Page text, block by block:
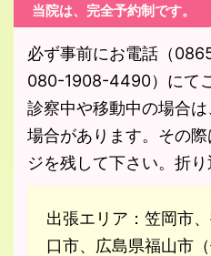
当院は、完全予約制です。
必ず事前にお電話（
080-1908-4490）にて
診察中や移動中の場合
場合があります。その
ジを残して下さい。折り
出張エリア：笠岡市
口市、広島県福山市